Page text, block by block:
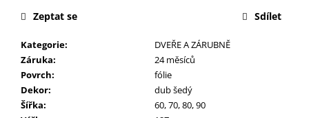
Kategorie:
DVEŘE A ZÁRUBNĚ
Záruka:
24 měsíců
Povrch:
fólie
Dekor:
dub šedý
Šířka:
60, 70, 80, 90
Zeptat se Sdílet